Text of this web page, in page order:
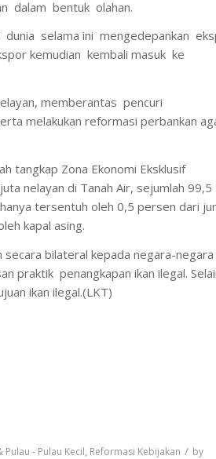
dalam bentuk olahan.
selama ini mengedepankan
kemudian kembali masuk ke
memberantas pencuri
melakukan reformasi perbankan
tangkap Zona Ekonomi Eksklusif
nelayan di Tanah Air, sejumlah 99,5
tersentuh oleh 0,5 persen dari
kapal asing.
bilateral kepada negara-negara
praktik penangkapan ikan ilegal.
ikan ilegal.(LKT)
- Pulau Kecil, Reformasi Kebijakan / by